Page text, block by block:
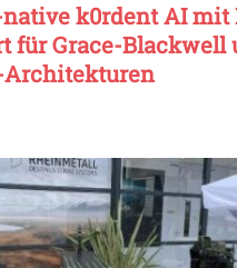
k0rdent AI mit
für Grace-Blackwell